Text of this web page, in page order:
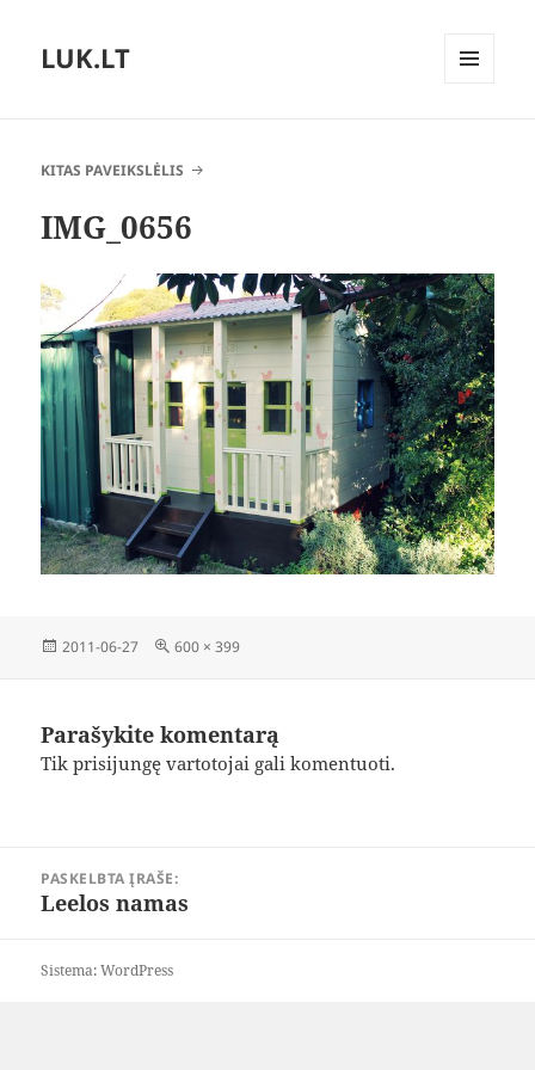
LUK.LT
KITAS PAVEIKSLĖLIS
IMG_0656
Paskelbta
2011-06-27
Visas
600 × 399
Parašykite komentarą
Tikprisijungę vartotojai gali komentuoti.
įrašų
PASKELBTA ĮRAŠE:
Leelos namas
Sistema: WordPress